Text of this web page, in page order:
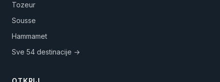
Tozeur
Sousse
Hammamet
Sve 54 destinacije →